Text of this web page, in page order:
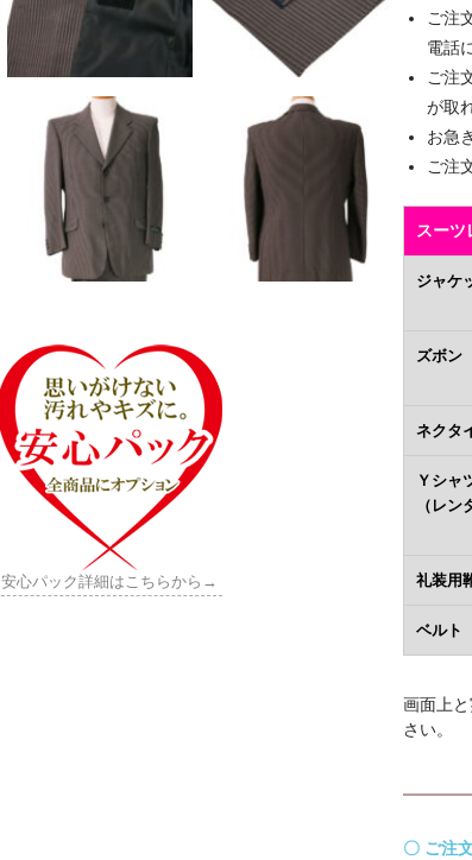
安心パック詳細はこちらから→
ご注
電話
ご注
が取
お急
ご注
スーツ
ジャケ
ズボン
ネクタ
Ｙシャ
（レン
礼装用
ベルト
画面上
さい。
〇 ご注